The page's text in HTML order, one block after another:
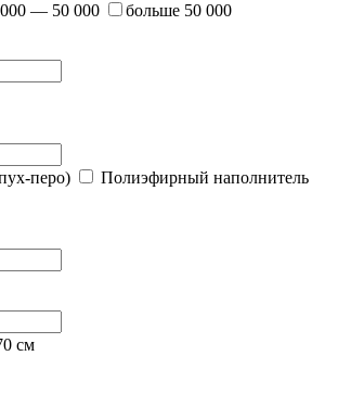
— 50 000
больше 50 000
перо)
Полиэфирный наполнитель
см